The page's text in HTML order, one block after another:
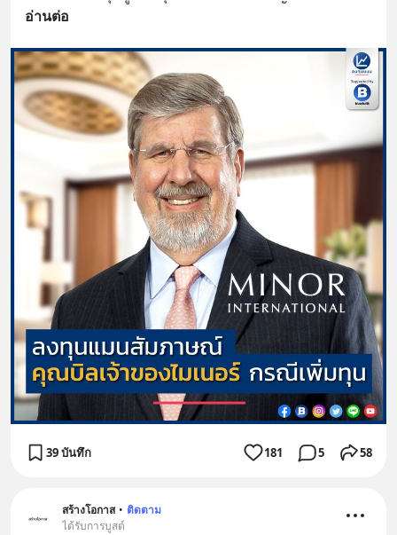
อ่านต่อ
39 บันทึก 181 5 58
สร้างโอกาส • ติดตาม
ได้รับการบูสต์